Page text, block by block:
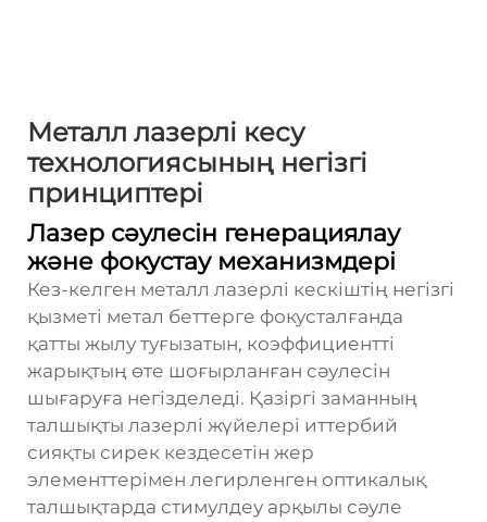
Металл лазерлі кесу
технологиясының негізгі
принциптері
Лазер сәулесін генерациялау
және фокустау механизмдері
Кез-келген металл лазерлі кескіштің негізгі
қызметі метал беттерге фокусталғанда
қатты жылу туғызатын, коэффициентті
жарықтың өте шоғырланған сәулесін
шығаруға негізделеді. Қазіргі заманның
талшықты лазерлі жүйелері иттербий
сияқты сирек кездесетін жер
элементтерімен легирленген оптикалық
талшықтарда стимулдеу арқылы сәуле